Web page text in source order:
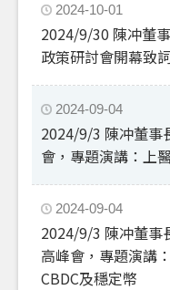
2024-10-01
2024/9/30 陳冲董
政策研討會開幕致
2024-09-04
2024/9/3 陳冲董事
會，專題演講：上
2024-09-04
2024/9/3 陳冲董事
高峰會，專題演講
CBDC及穩定幣